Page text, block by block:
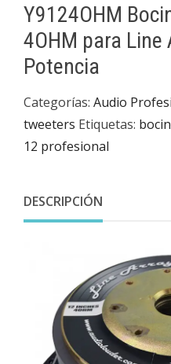
Y9124OHM
4OHM para Line
Potencia
Categorías: Audio
tweeters Etiquetas:
12 profesional
DESCRIPCIÓN